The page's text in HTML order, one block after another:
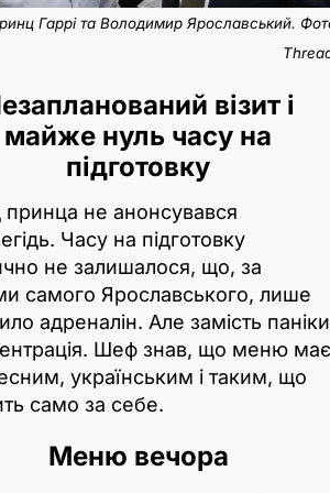
Гаррі та Володимир Ярославський.
візит і
майже нуль часу на
підготовку
принца не анонсувався
Часу на підготовку
не залишалося, що, за
самого Ярославського, лише
адреналін. Але замість паніки
Шеф знав, що меню має
українським і таким, що
само за себе.
Меню вечора